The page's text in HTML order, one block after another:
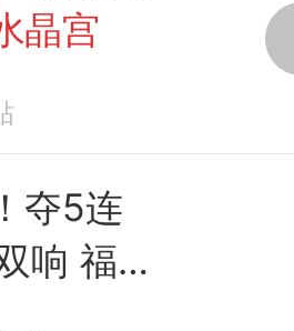
晶宫
！夺5连
响 福登